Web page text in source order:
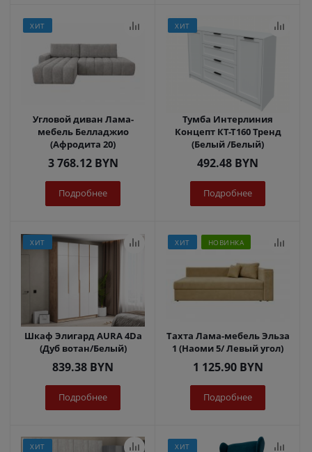
ХИТ
Угловой диван Лама-
мебель Белладжио
(Афродита 20)
3 768.12BYN
Подробнее
ХИТ
Тумба Интерлиния
Концепт КТ-Т160 Тренд
(Белый /Белый)
492.48 BYN
Подробнее
ХИТ
Шкаф Элигард AURA 4Dа
(Дуб вотан/Белый)
839.38 BYN
Подробнее
ХИТ НОВИНКА
Тахта Лама-мебель Эльза
1 (Наоми 5/ Левый угол)
1 125.90BYN
Подробнее
ХИТ ХИТ